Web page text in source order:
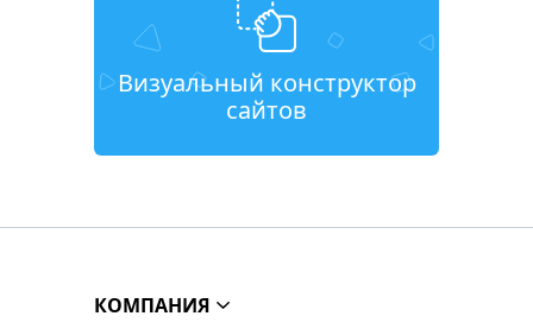
Визуальный конструктор
сайтов
КОМПАНИЯ